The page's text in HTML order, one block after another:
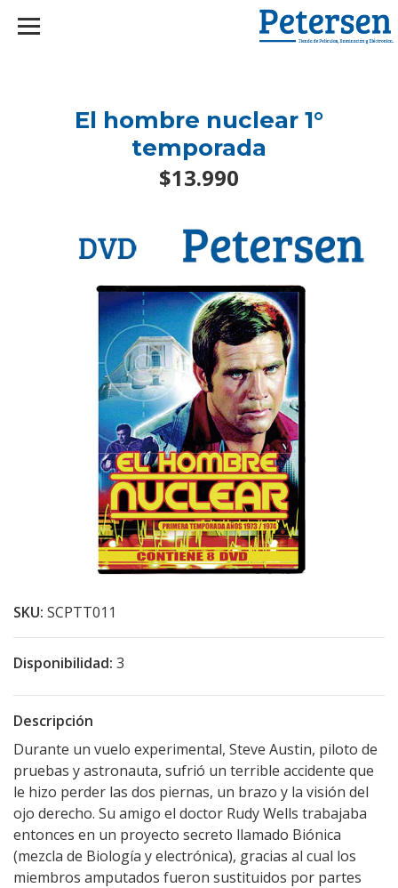
El hombre nuclear 1°
temporada
$13.990
SKU: SCPTT011
Disponibilidad: 3
Descripción
Durante un vuelo experimental, Steve Austin, piloto de
pruebas y astronauta, sufrió un terrible accidente que
le hizo perder las dos piernas, un brazo y la visión del
ojo derecho. Su amigo el doctor Rudy Wells trabajaba
entonces en un proyecto secreto llamado Biónica
(mezcla de Biología y electrónica), gracias al cual los
miembros amputados fueron sustituidos por partes